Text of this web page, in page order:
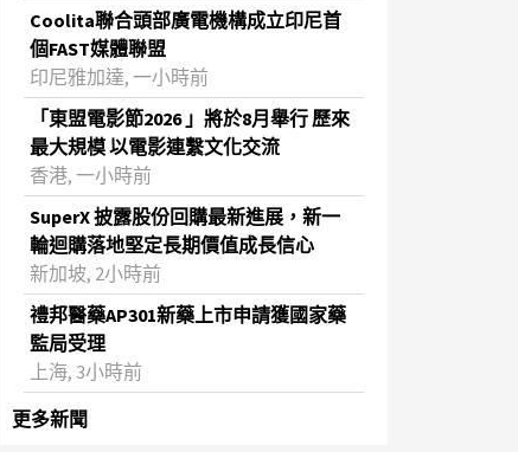
Coolita聯合頭部廣電機構成立印尼首
個FAST媒體聯盟
印尼雅加達, 一小時前
「東盟電影節2026 」將於8月舉行 歷來
最大規模 以電影連繫文化交流
香港, 一小時前
SuperX 披露股份回購最新進展，新一
輪迴購落地堅定長期價值成長信心
新加坡, 2小時前
禮邦醫藥AP301新藥上市申請獲國家藥
監局受理
上海, 3小時前
更多新聞